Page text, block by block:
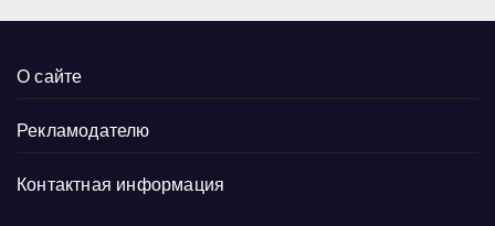
О сайте
Рекламодателю
Контактная информация